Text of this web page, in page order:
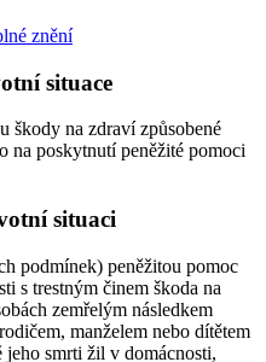
znění
situace
škody na zdraví způsobené
na poskytnutí peněžité pomoci
situaci
podmínek) peněžitou pomoc
s trestným činem škoda na
zemřelým následkem
manželem nebo dítětem
jeho smrti žil v domácnosti,